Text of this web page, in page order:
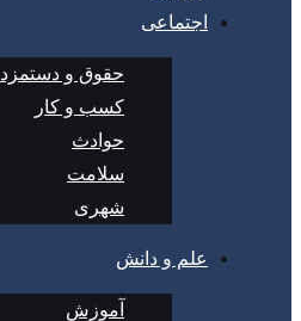
اجتماعی
حقوق و دستمزد
کسب و کار
حوادث
سلامت
شهری
علم و دانش
آموزش